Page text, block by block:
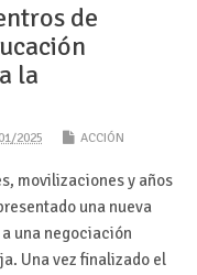
de
la
2025 ACCIÓN
movilizaciones y años
una nueva
una negociación
Una vez finalizado el